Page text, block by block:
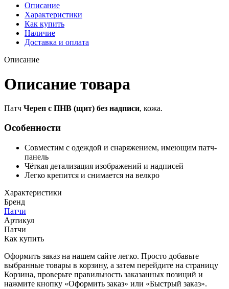
Описание
Характеристики
Как купить
Наличие
Доставка и оплата
Описание
Описание товара
Патч Череп с ПНВ (щит) без надписи, кожа.
Особенности
Совместим с одеждой и снаряжением, имеющим патч-
панель
Чёткая детализация изображений и надписей
Легко крепится и снимается на велкро
Характеристики
Бренд
Патчи
Артикул
Патчи
Как купить
Оформить заказ на нашем сайте легко. Просто добавьте
выбранные товары в корзину, а затем перейдите на страницу
Корзина, проверьте правильность заказанных позиций и
нажмите кнопку «Оформить заказ» или «Быстрый заказ».